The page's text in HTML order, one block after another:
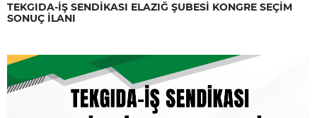
TEKGIDA-İŞ SENDİKASI ELAZIĞ ŞUBESİ KONGRE SEÇİM
SONUÇ İLANI